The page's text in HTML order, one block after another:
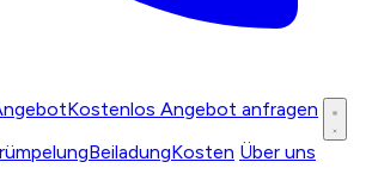
Kostenlos Angebot anfragen
BeiladungKosten Über uns